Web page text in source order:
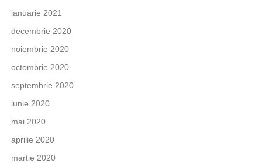
ianuarie 2021
decembrie 2020
noiembrie 2020
octombrie 2020
septembrie 2020
iunie 2020
mai 2020
aprilie 2020
martie 2020